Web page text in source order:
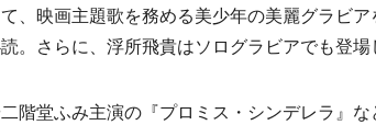
、映画主題歌を務める美少年の美麗グラビ
。さらに、浮所飛貴はソログラビアでも登場
堂ふみ主演の『プロミス・シンデレラ』な